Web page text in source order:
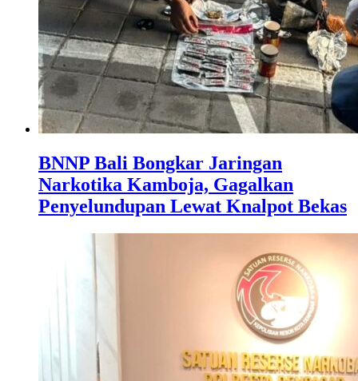
BNNP Bali Bongkar Jaringan
Narkotika Kamboja, Gagalkan
Penyelundupan Lewat Knalpot Bekas